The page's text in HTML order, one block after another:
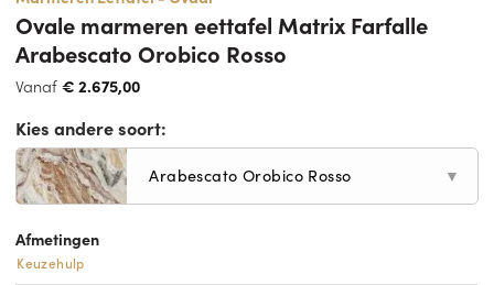
Ovale marmeren eettafel Matrix Farfalle
Arabescato Orobico Rosso
Vanaf€ 2.675,00
Kies andere soort:
Arabescato Orobico Rosso ▼
Afmetingen
Keuzehulp